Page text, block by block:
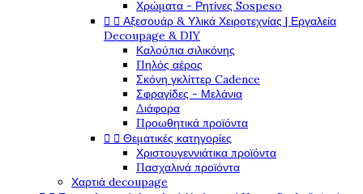
Χρώματα - Ρητίνες Sospeso
  Αξεσουάρ & Υλικά Χειροτεχνίας | Εργαλεία
Decoupage & DIY
Καλούπια σιλικόνης
Πηλός αέρος
Σκόνη γκλίττερ Cadence
Σφραγίδες - Μελάνια
Διάφορα
Προωθητικά προϊόντα
  Θεματικές κατηγορίες
Χριστουγεννιάτικα προϊόντα
Πασχαλινά προϊόντα
Χαρτιά decoupage